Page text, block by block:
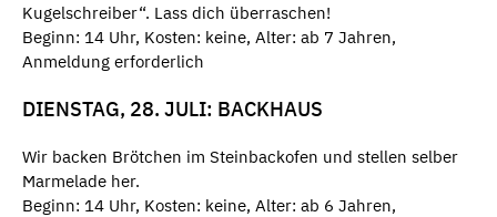
Kugelschreiber“. Lass dich überraschen!
Beginn: 14 Uhr, Kosten: keine, Alter: ab 7 Jahren,
Anmeldung erforderlich
DIENSTAG, 28. JULI: BACKHAUS
Wir backen Brötchen im Steinbackofen und stellen selber
Marmelade her.
Beginn: 14 Uhr, Kosten: keine, Alter: ab 6 Jahren,